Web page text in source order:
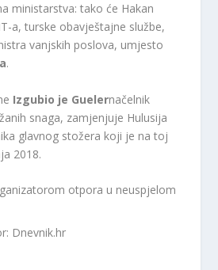
ministarstva: tako će Hakan
a, turske obavještajne službe,
vanjskih poslova, umjesto
.
Izgubio je Guelernačelnik
snaga, zamjenjuje Hulusija
glavnog stožera koji je na toj
2018.
otpora u neuspjelom
Dnevnik.hr